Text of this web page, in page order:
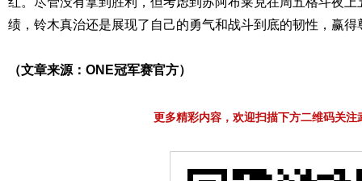
绩，铃木真治还是展现了自己的勇气和战斗到底的韧性，赢得
（文章来源：ONE冠军赛官方）
更多精彩内容，欢迎扫描下方二维码关注